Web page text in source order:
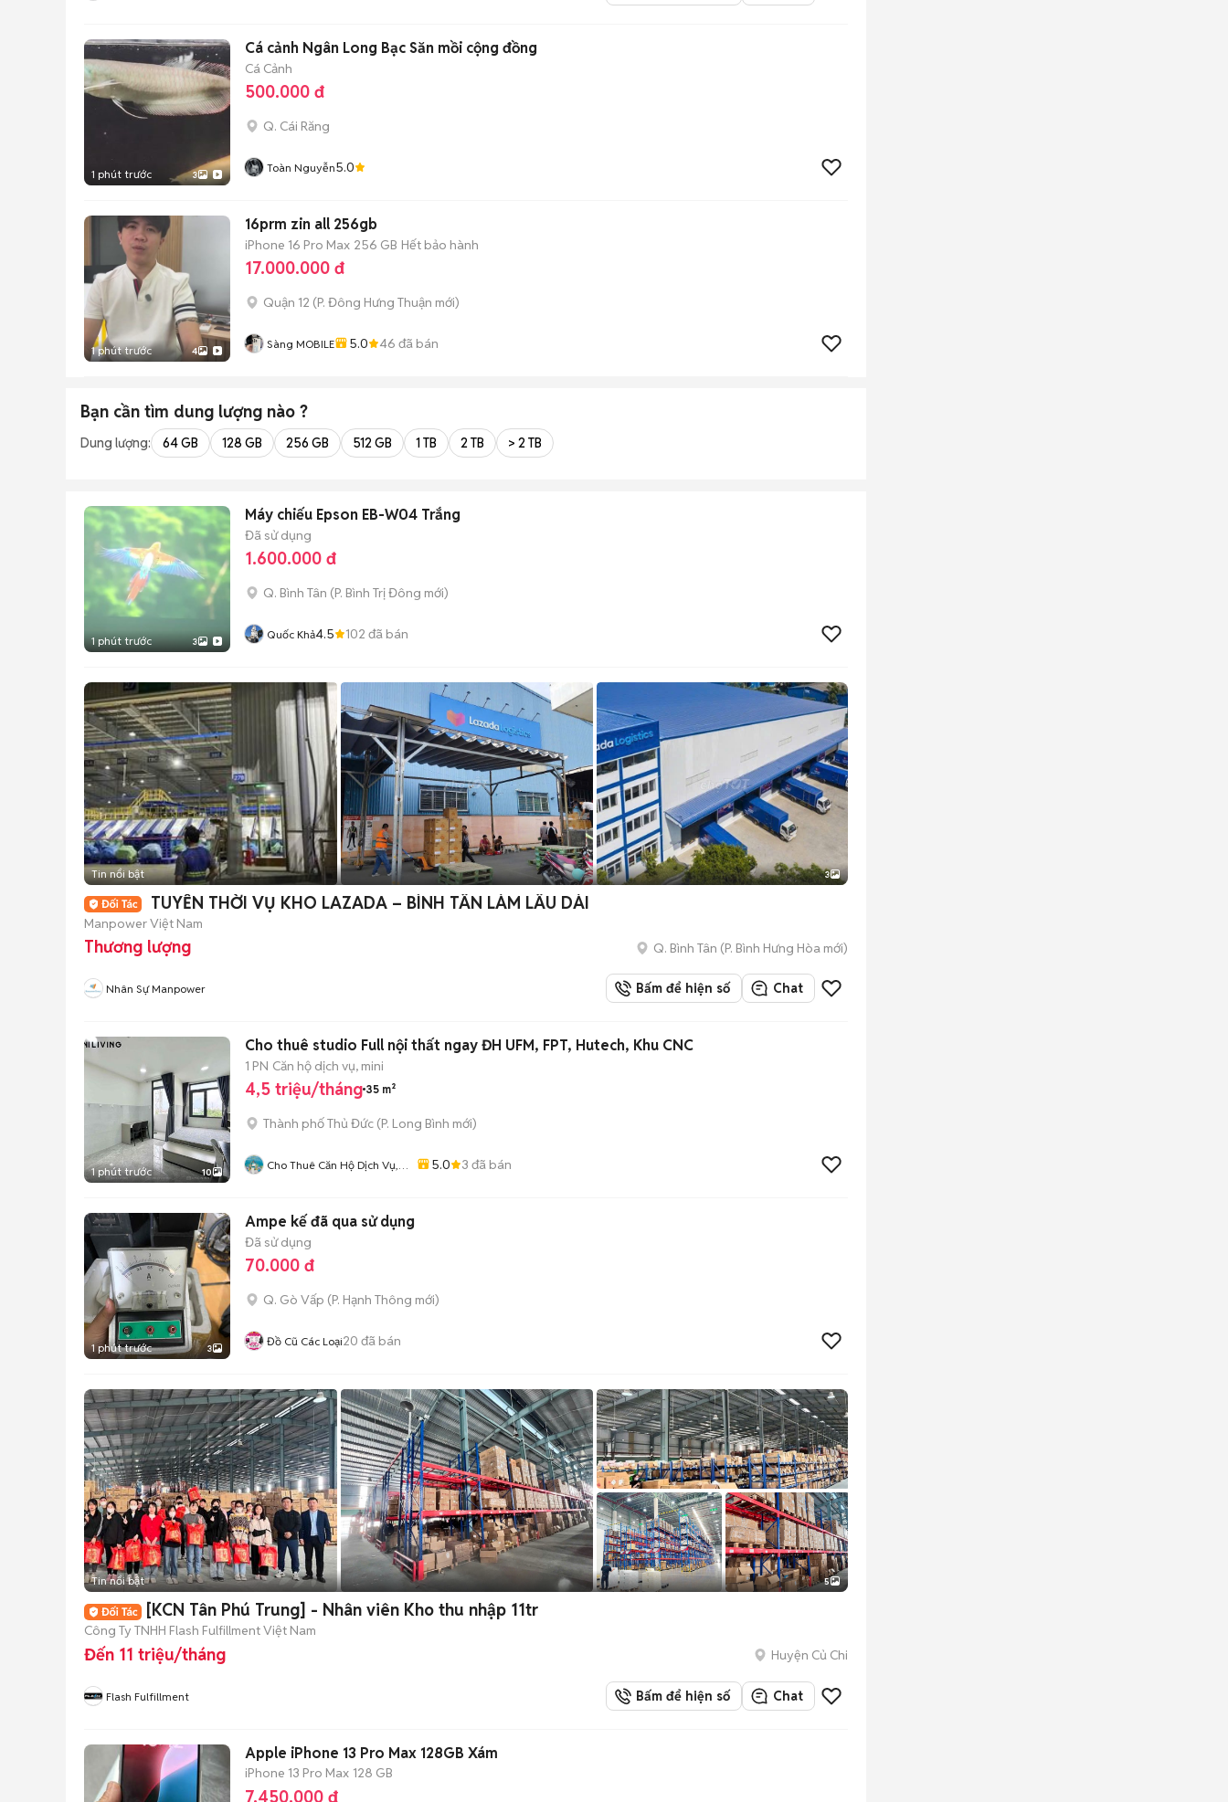
1 phút trước 3
Cá cảnh Ngân Long Bạc Săn mồi cộng đồng
Cá Cảnh
500.000 đ
Q. Cái Răng
Toàn Nguyễn5.0
1 phút trước 4
16prm zin all 256gb
iPhone 16 Pro Max 256 GB Hết bảo hành
17.000.000 đ
Quận 12 (P. Đông Hưng Thuận mới)
Sàng MOBILE 5.0 46 đã bán
Bạn cần tìm dung lượng nào ?
Dung lượng: 64 GB 128 GB 256 GB 512 GB 1 TB 2 TB > 2 TB
1 phút trước 3
Máy chiếu Epson EB-W04 Trắng
Đã sử dụng
1.600.000 đ
Q. Bình Tân (P. Bình Trị Đông mới)
Quốc Khả4.5 102 đã bán
Tin nổi bật 3
TUYỂN THỜI VỤ KHO LAZADA – BÌNH TÂN LÀM LÂU DÀI
Manpower Việt Nam
Thương lượng Q. Bình Tân (P. Bình Hưng Hòa mới)
Nhân Sự Manpower Bấm để hiện số Chat
1 phút trước 10
Cho thuê studio Full nội thất ngay ĐH UFM, FPT, Hutech, Khu CNC
1 PN Căn hộ dịch vụ, mini
4,5 triệu/tháng 35 m²
Thành phố Thủ Đức (P. Long Bình mới)
Cho Thuê Căn Hộ Dịch Vụ,
5.0 3 đã bán
1 phút trước 3
Ampe kế đã qua sử dụng
Đã sử dụng
70.000 đ
Q. Gò Vấp (P. Hạnh Thông mới)
Đồ Cũ Các Loại20 đã bán
Tin nổi bật 5
[KCN Tân Phú Trung] - Nhân viên Kho thu nhập 11tr
Công Ty TNHH Flash Fulfillment Việt Nam
Đến 11 triệu/tháng Huyện Củ Chi
Flash Fulfillment Bấm để hiện số Chat
Apple iPhone 13 Pro Max 128GB Xám
iPhone 13 Pro Max 128 GB
7.450.000 đ